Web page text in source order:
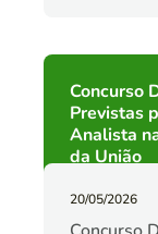
Concurso
Previstas
Analista
da União
20/05/2026